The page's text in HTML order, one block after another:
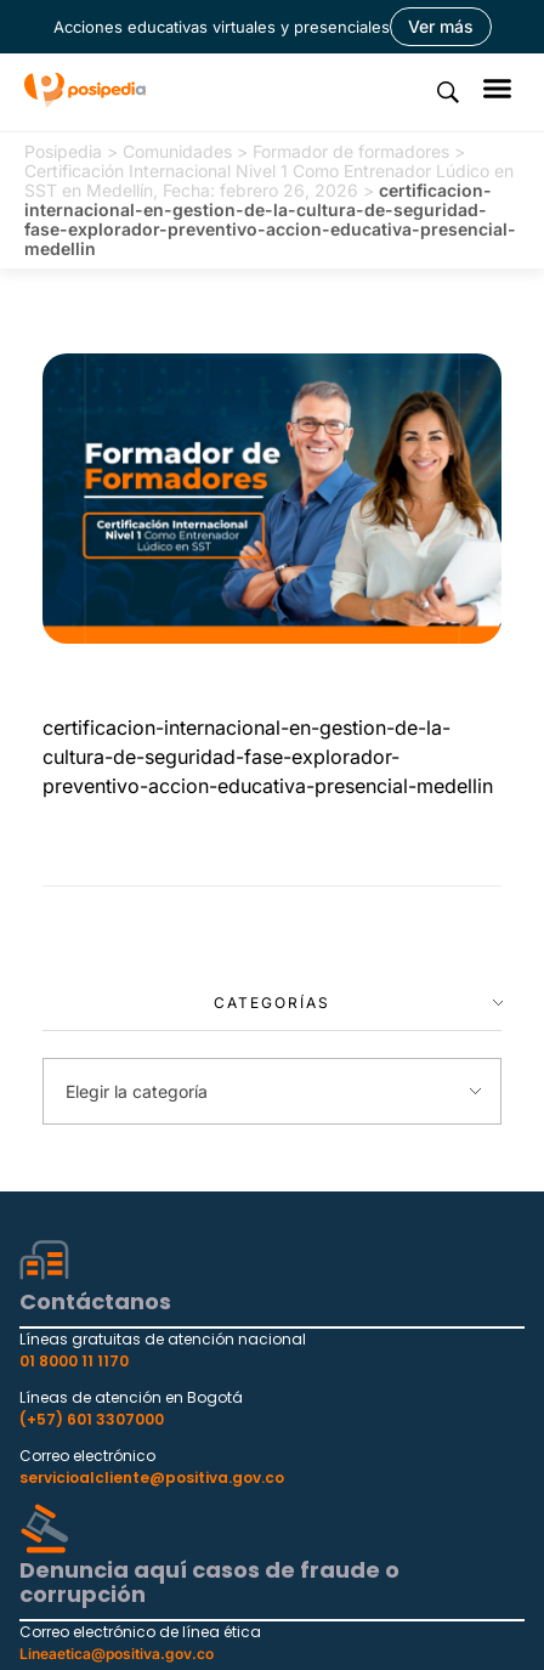
Acciones educativas virtuales y presenciales Ver más
Posipedia > Comunidades > Formador de formadores >
Certificación Internacional Nivel 1 Como Entrenador Lúdico en
SST en Medellín, Fecha: febrero 26, 2026 > certificacion-
internacional-en-gestion-de-la-cultura-de-seguridad-
fase-explorador-preventivo-accion-educativa-presencial-
medellin
certificacion-internacional-en-gestion-de-la-
cultura-de-seguridad-fase-explorador-
preventivo-accion-educativa-presencial-medellin
CATEGORÍAS
Contáctanos
Líneas gratuitas de atención nacional
01 8000 11 1170
Líneas de atención en Bogotá
(+57) 601 3307000
Correo electrónico
servicioalcliente@positiva.gov.co
Denuncia aquí casos de fraude o
corrupción
Correo electrónico de línea ética
Lineaetica@positiva.gov.co